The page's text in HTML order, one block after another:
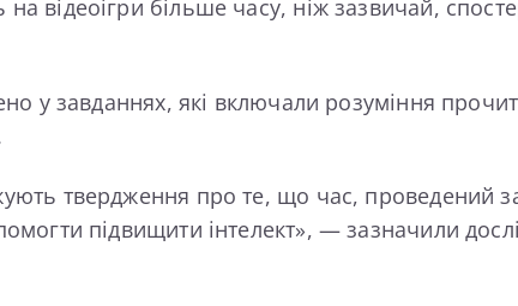
відеоігри більше часу, ніж зазвичай,
у завданнях, які включали розуміння
твердження про те, що час, проведений
підвищити інтелект», — зазначили